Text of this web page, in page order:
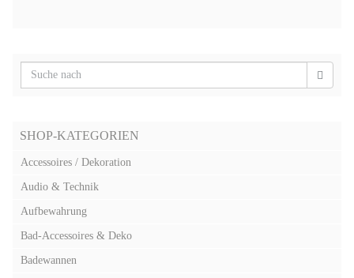
SHOP-KATEGORIEN
Accessoires / Dekoration
Audio & Technik
Aufbewahrung
Bad-Accessoires & Deko
Badewannen